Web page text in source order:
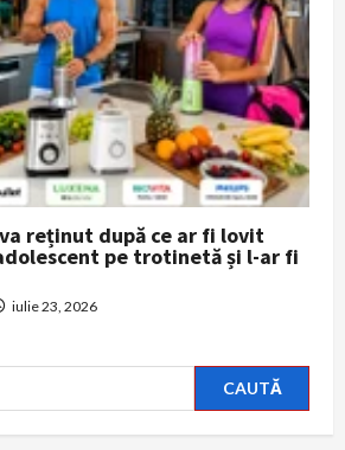
reținut după ce ar fi lovit
pe trotinetă și l-ar fi
iulie 23, 2026